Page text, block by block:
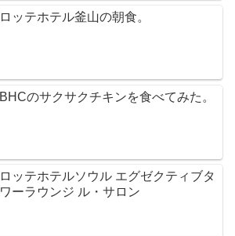
ロッテホテル釜山の朝食。
BHCのサクサクチキンを食べてみた。
ロッテホテルソウル エグゼクティブタ
ワーラウンジ ル・サロン